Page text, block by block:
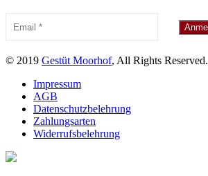
© 2019 Gestüt Moorhof, All Rights Reserved.
Impressum
AGB
Datenschutzbelehrung
Zahlungsarten
Widerrufsbelehrung